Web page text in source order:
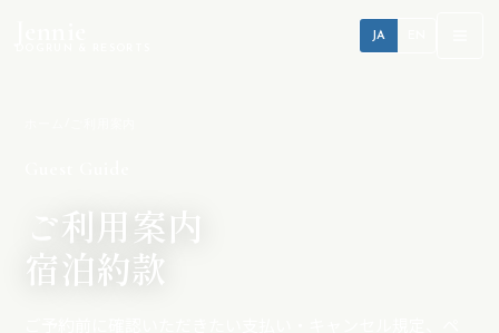
JA
ご利用案内
宿泊約款